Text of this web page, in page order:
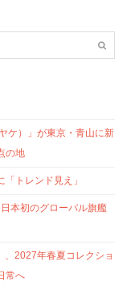
ケ）」が東京・青山に新
の地
トレンド見え」
本初のグローバル旗艦
、2027年春夏コレクショ
常へ